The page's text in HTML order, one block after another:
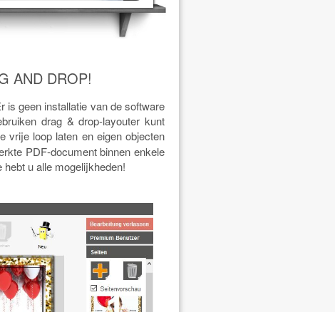
AND DROP!
is geen installatie van de software
drag & drop-layouter kunt
vrije loop laten en eigen objecten
PDF-document binnen enkele
u alle mogelijkheden!